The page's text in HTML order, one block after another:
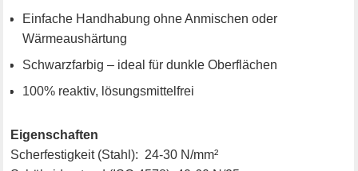
Einfache Handhabung ohne Anmischen oder
Wärmeaushärtung
Schwarzfarbig – ideal für dunkle Oberflächen
100% reaktiv, lösungsmittelfrei
Eigenschaften
Scherfestigkeit (Stahl): 24-30 N/mm²